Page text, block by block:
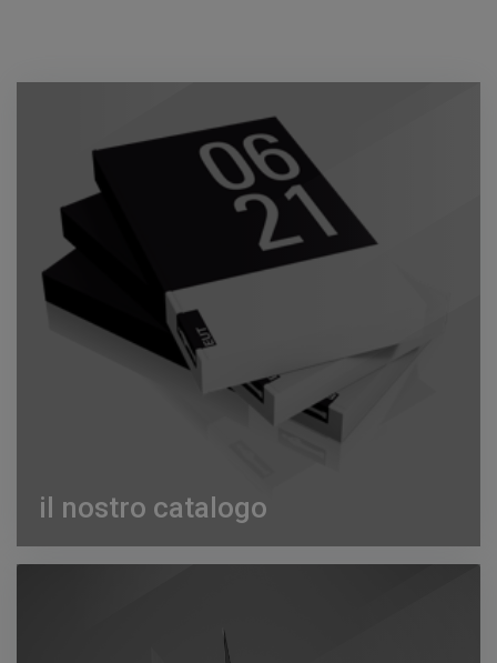
il nostro catalogo